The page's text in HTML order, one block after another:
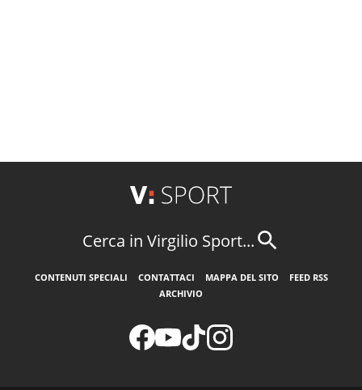
Cerca in Virgilio Sport...
CONTENUTI SPECIALI CONTATTACI MAPPA DEL SITO
FEED RSS
ARCHIVIO